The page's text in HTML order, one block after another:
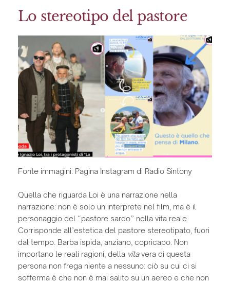
Lo stereotipo del pastore
Fonte immagini: Pagina Instagram di Radio Sintony
Quella che riguarda Loi è una narrazione nella
narrazione: non è solo un interprete nel film, ma è il
personaggio del “pastore sardo” nella vita reale.
Corrisponde all’estetica del pastore stereotipato, fuori
dal tempo. Barba ispida, anziano, copricapo. Non
importano le reali ragioni, della vitavera di questa
persona non frega niente a nessuno: ciò su cui ci si
sofferma è che non è mai salito su un aereo e che non